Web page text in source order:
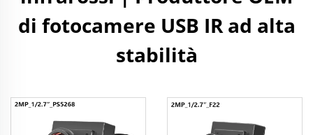
di fotocamere USB IR ad alta
stabilità